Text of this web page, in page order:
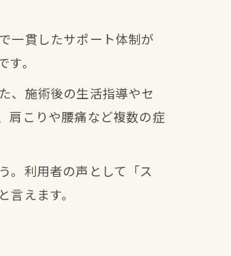
一貫したサポート体制が
。
、施術後の生活指導やセ
肩こりや腰痛など複数の症
。利用者の声として「ス
えます。